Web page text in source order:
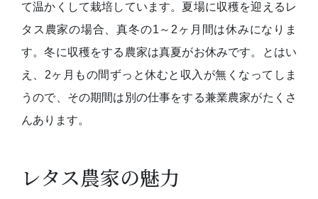
て温かくして栽培しています。夏場に収穫を迎えるレ
タス農家の場合、真冬の1～2ヶ月間は休みになりま
す。冬に収穫をする農家は真夏がお休みです。とはい
え、2ヶ月もの間ずっと休むと収入が無くなってしま
うので、その期間は別の仕事をする兼業農家がたくさ
んあります。
レタス農家の魅力